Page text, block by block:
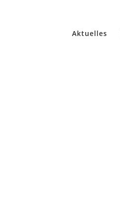
Aktuelles